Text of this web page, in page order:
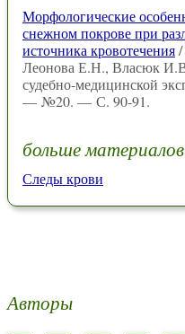
Морфологические
снежном покрове при
источника кровотечения
Леонова Е.Н., Власюк
судебно-медицинской
— №20. — С. 90-91.
больше
Следы крови
Авторы